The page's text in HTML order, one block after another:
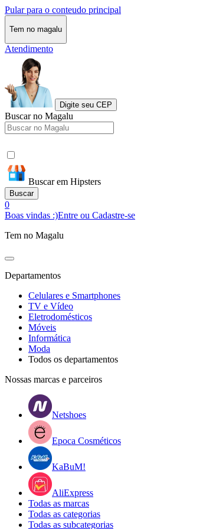
Pular para o conteudo principal
Tem no magalu
Atendimento
Digite seu CEP
Buscar no Magalu
Buscar em Hipsters
Buscar
0
Boas vindas :)Entre ou Cadastre-se
Tem no Magalu
Departamentos
Celulares e Smartphones
TV e Vídeo
Eletrodomésticos
Móveis
Informática
Moda
Todos os departamentos
Nossas marcas e parceiros
Netshoes
Epoca Cosméticos
KaBuM!
AliExpress
Todas as marcas
Todas as categorias
Todas as subcategorias